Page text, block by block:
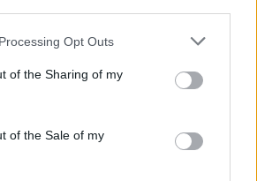
website/app uses one or more Google
or usage behaviour. You may click to
to Google and its third-party tags to
specified purposes in below Google
Opt Outs
of the Sharing of my
of the Sale of my